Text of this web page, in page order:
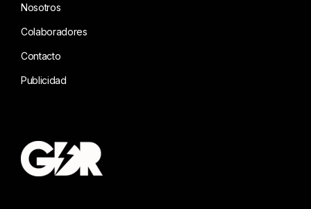
Nosotros
Colaboradores
Contacto
Publicidad